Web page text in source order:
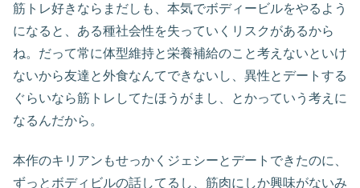
筋トレ好きならまだしも、本気でボディービルをやるよう
になると、ある種社会性を失っていくリスクがあるから
ね。だって常に体型維持と栄養補給のこと考えないといけ
ないから友達と外食なんてできないし、異性とデートする
ぐらいなら筋トレしてたほうがまし、とかっていう考えに
なるんだから。
本作のキリアンもせっかくジェシーとデートできたのに、
ずっとボディビルの話してるし、筋肉にしか興味がないみ